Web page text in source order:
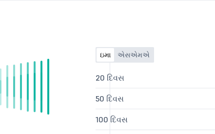
ઇમા એસએમએ
20 દિવસ
50 દિવસ
100 દિવસ